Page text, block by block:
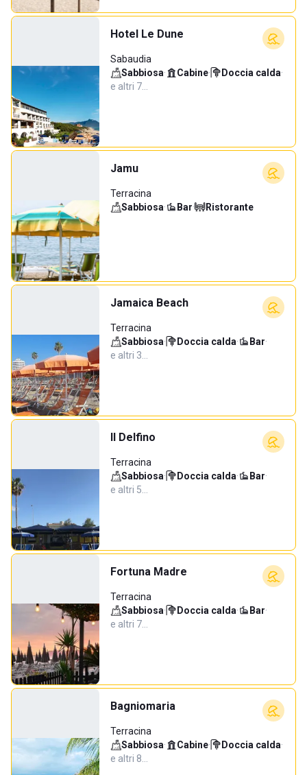
Hotel Le Dune
Sabaudia
Sabbiosa· Cabine· Doccia calda·
e altri 7…
Jamu
Terracina
Sabbiosa· Bar· Ristorante
Jamaica Beach
Terracina
Sabbiosa· Doccia calda· Bar·
e altri 3…
Il Delfino
Terracina
Sabbiosa· Doccia calda· Bar·
e altri 5…
Fortuna Madre
Terracina
Sabbiosa· Doccia calda· Bar·
e altri 7…
Bagniomaria
Terracina
Sabbiosa· Cabine· Doccia calda·
e altri 8…